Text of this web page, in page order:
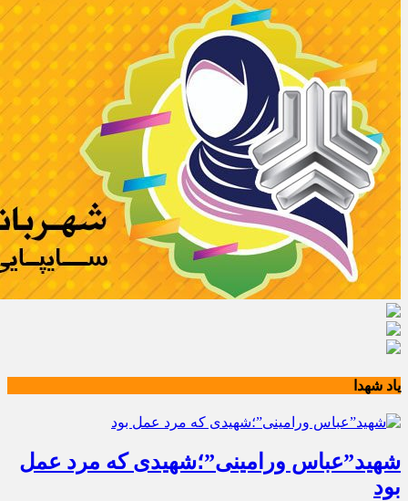
یاد شهدا
شهید”عباس ورامینی”؛شهیدی که مرد عمل
بود